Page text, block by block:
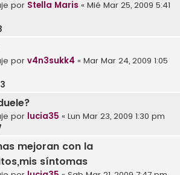
por Stella Maris « Mié Mar 25, 2009 5:41
por v4n3sukk4 « Mar Mar 24, 2009 1:05
por lucia35 « Lun Mar 23, 2009 1:30 pm
mejoran con la
síntomas